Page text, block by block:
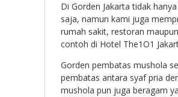
Di Gorden Jakarta tidak
saja, namun kami juga
rumah sakit, restoran maupun
contoh di Hotel The1O1
Gorden pembatas mushola
pembatas antara syaf pria
mushola pun juga beragam